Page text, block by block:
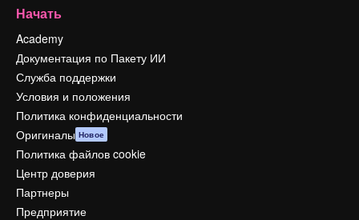
Начать
Academy
Документация по Пакету ИИ
Служба поддержки
Условия и положения
Политика конфиденциальности
Оригиналы Новое
Политика файлов cookie
Центр доверия
Партнеры
Предприятие